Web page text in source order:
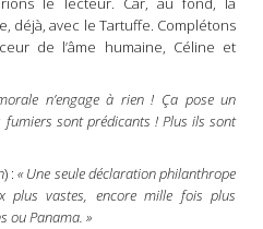
déjà, avec le Tartuffe. Complétons
de l’âme humaine, Céline et
n’engage à rien ! Ça pose un
fumiers sont prédicants ! Plus ils sont
) :« Une seule déclaration philanthrope
plus vastes, encore mille fois plus
ou Panama. »